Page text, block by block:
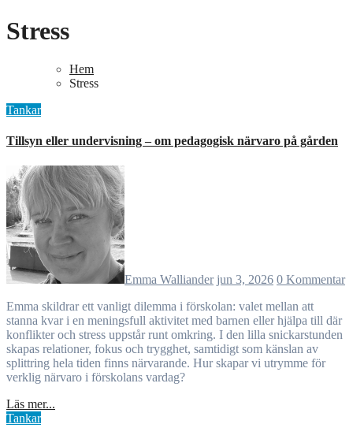
Stress
Hem
Stress
Tankar
Tillsyn eller undervisning – om pedagogisk närvaro på gården
Emma Walliander jun 3, 2026 0 Kommentar
Emma skildrar ett vanligt dilemma i förskolan: valet mellan att
stanna kvar i en meningsfull aktivitet med barnen eller hjälpa till där
konflikter och stress uppstår runt omkring. I den lilla snickarstunden
skapas relationer, fokus och trygghet, samtidigt som känslan av
splittring hela tiden finns närvarande. Hur skapar vi utrymme för
verklig närvaro i förskolans vardag?
Läs mer...
Tankar